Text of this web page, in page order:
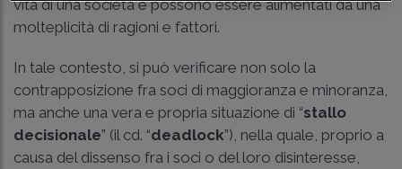
vita di una società e possono essere alimentati da una
molteplicità di ragioni e fattori.
In tale contesto, si può verificare non solo la
contrapposizione fra soci di maggioranza e minoranza,
ma anche una vera e propria situazione di “stallo
decisionale” (il cd. “deadlock”), nella quale, proprio a
causa del dissenso fra i soci o del loro disinteresse,